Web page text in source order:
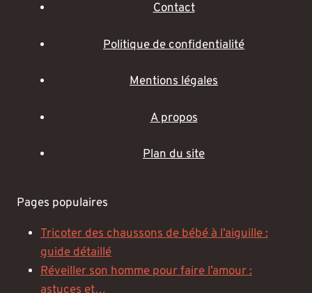
Contact
Politique de confidentialité
Mentions légales
A propos
Plan du site
Pages populaires
Tricoter des chaussons de bébé à l’aiguille :
guide détaillé
Réveiller son homme pour faire l’amour :
astuces et…